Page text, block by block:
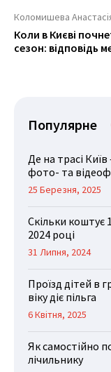
Коломишева
Коли в Києві
сезон: відповідь
Популярне
Де на трасі
фото- та
25 Березня, 2025
Скільки коштує
2024 році
31 Липня, 2024
Проїзд дітей в
віку діє пільга
6 Квітня, 2025
Як самостійно
лічильнику